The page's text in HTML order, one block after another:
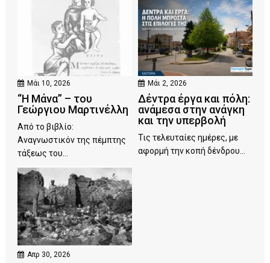
Μάι 10, 2026
“Η Μάνα” – του
Γεώργιου Μαρτινέλλη
Από το βιβλίο:
Αναγνωστικόν της πέμπτης
τάξεως του...
Μάι 2, 2026
Δέντρα έργα και πόλη:
ανάμεσα στην ανάγκη
και την υπερβολή
Τις τελευταίες ημέρες, με
αφορμή την κοπή δένδρου...
Απρ 30, 2026